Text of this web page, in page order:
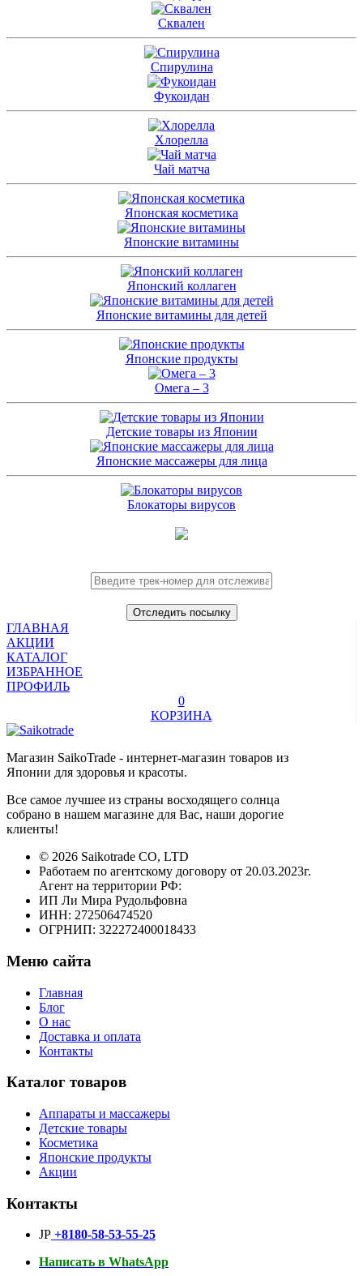
Сквален
Спирулина
Фукоидан
Хлорелла
Чай матча
Японская косметика
Японские витамины
Японский коллаген
Японские витамины для детей
Японские продукты
Омега – 3
Детские товары из Японии
Японские массажеры для лица
Блокаторы вирусов
ГЛАВНАЯ
АКЦИИ
КАТАЛОГ
ИЗБРАННОЕ
ПРОФИЛЬ
0
КОРЗИНА
Магазин SaikoTrade - интернет-магазин товаров из
Японии для здоровья и красоты.
Все самое лучшее из страны восходящего солнца
собрано в нашем магазине для Вас, наши дорогие
клиенты!
© 2026 Saikotrade CO, LTD
Работаем по агентскому договору от 20.03.2023г.
Агент на территории РФ:
ИП Ли Мира Рудольфовна
ИНН: 272506474520
ОГРНИП: 322272400018433
Меню сайта
Главная
Блог
О нас
Доставка и оплата
Контакты
Каталог товаров
Аппараты и массажеры
Детские товары
Косметика
Японские продукты
Акции
Контакты
JP +8180-58-53-55-25
Написать в WhatsApp